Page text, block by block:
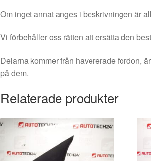
Om inget annat anges i beskrivningen är
Vi förbehåller oss rätten att ersätta den
Delarna kommer från havererade fordon,
på dem.
Relaterade produkter